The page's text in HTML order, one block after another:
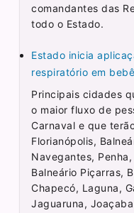
comandantes das
todo o Estado.
Estado inicia
respiratório em
Principais cidades
o maior fluxo de
Carnaval e que
Florianópolis,
Navegantes,
Balneário Piçarras,
Chapecó, Laguna,
Jaguaruna,